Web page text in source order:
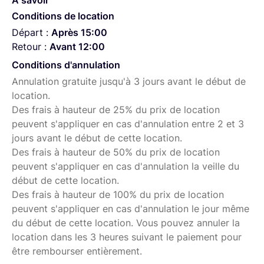
de vue vidéo, offrant une protection solide pour votre
appareil photo et un support pour les accessoires
supplémentaires tels que des moniteurs, des
microphones et des lumières.
Le SSD 1TB est un disque dur externe haute capacité,
parfait pour stocker des fichiers vidéo volumineux et
pour assurer une sauvegarde fiable de vos données.
Conditions de location
Départ : Après 15:00
Retour : Avant 12:00
Conditions d'annulation
Annulation gratuite jusqu'à 3 jours avant le début de
location.
Des frais à hauteur de 25% du prix de location
peuvent s'appliquer en cas d'annulation entre 2 et 3
jours avant le début de cette location.
Des frais à hauteur de 50% du prix de location
peuvent s'appliquer en cas d'annulation la veille du
début de cette location.
Des frais à hauteur de 100% du prix de location
peuvent s'appliquer en cas d'annulation le jour même
du début de cette location. Vous pouvez annuler la
location dans les 3 heures suivant le paiement pour
être rembourser entièrement.